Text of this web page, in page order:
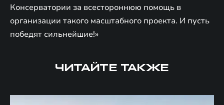
Консерватории за всестороннюю помощь в
организации такого масштабного проекта. И пусть
победят сильнейшие!»
ЧИТАЙТЕ ТАКЖЕ